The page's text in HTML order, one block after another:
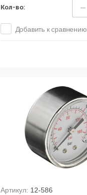
Кол-во: −
Добавить к сравнению
Артикул: 12-586